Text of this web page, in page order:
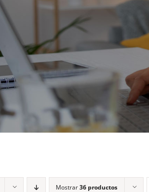
Mostrar36 productos